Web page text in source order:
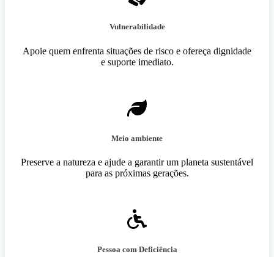
Vulnerabilidade
Apoie quem enfrenta situações de risco e ofereça dignidade
e suporte imediato.
Meio ambiente
Preserve a natureza e ajude a garantir um planeta sustentável
para as próximas gerações.
Pessoa com Deficiência